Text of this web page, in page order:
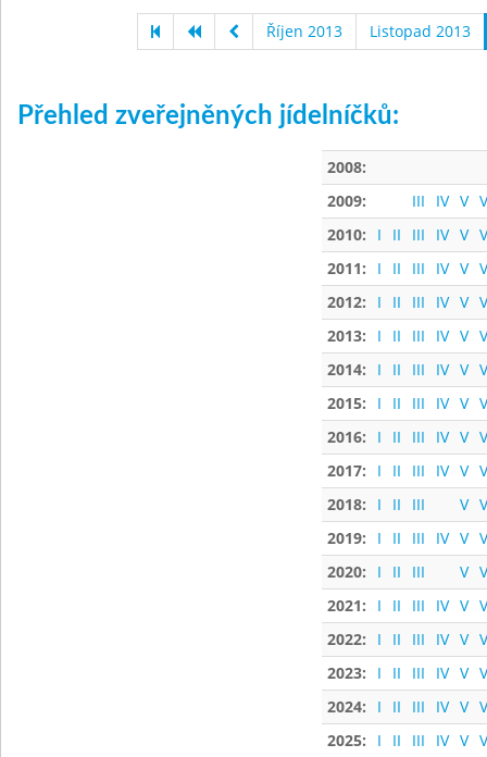
Říjen 2013 Listopad 2013
Přehled zveřejněných jídelníčků:
2008:
2009:
III IV V
2010:
I II III IV V
2011:
I II III IV V
2012:
I II III IV V
2013:
I II III IV V
2014:
I II III IV V
2015:
I II III IV V
2016:
I II III IV V
2017:
I II III IV V
2018:
I II III V
2019:
I II III IV V
2020:
I II III V
2021:
I II III IV V
2022:
I II III IV V
2023:
I II III IV V
2024:
I II III IV V
2025:
I II III IV V